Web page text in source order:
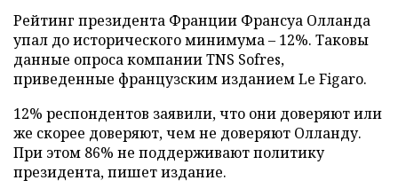
Рейтинг президента Франции Франсуа Олланда
упал до исторического минимума – 12%. Таковы
данные опроса компании TNS Sofres,
приведенные французским изданием Le Figaro.
12% респондентов заявили, что они доверяют или
же скорее доверяют, чем не доверяют Олланду.
При этом 86% не поддерживают политику
президента, пишет издание.